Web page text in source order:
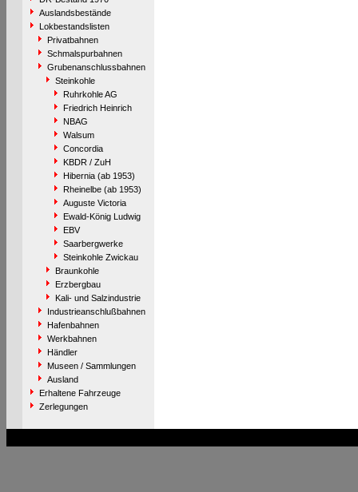
Auslandsbestände
Lokbestandslisten
Privatbahnen
Schmalspurbahnen
Grubenanschlussbahnen
Steinkohle
Ruhrkohle AG
Friedrich Heinrich
NBAG
Walsum
Concordia
KBDR / ZuH
Hibernia (ab 1953)
Rheinelbe (ab 1953)
Auguste Victoria
Ewald-König Ludwig
EBV
Saarbergwerke
Steinkohle Zwickau
Braunkohle
Erzbergbau
Kali- und Salzindustrie
Industrieanschlußbahnen
Hafenbahnen
Werkbahnen
Händler
Museen / Sammlungen
Ausland
Erhaltene Fahrzeuge
Zerlegungen